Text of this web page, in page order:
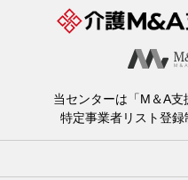
当センターは「M＆A
特定事業者リスト登録